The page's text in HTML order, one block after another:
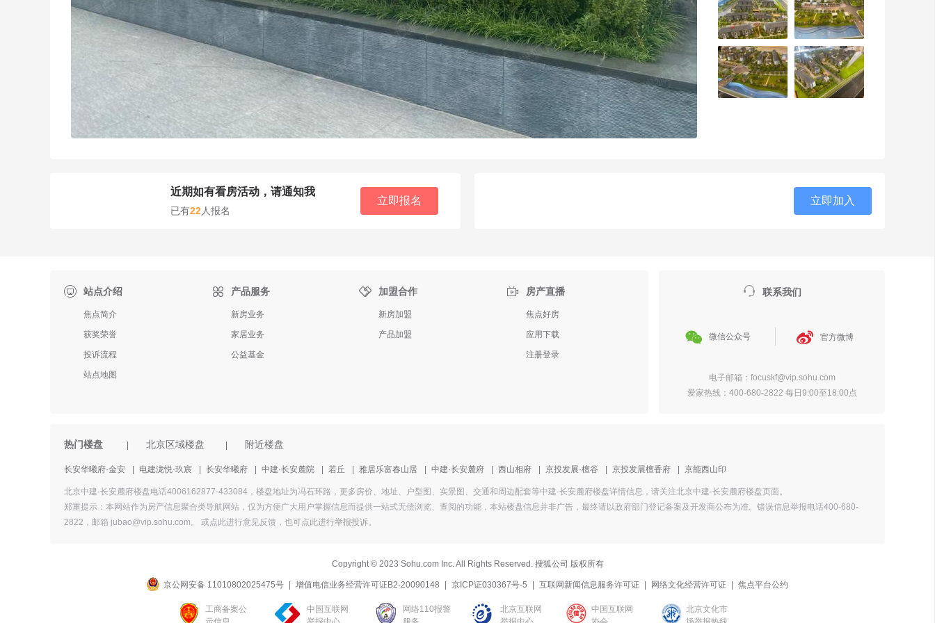
近期如有看房活动，请通知我
已有22人报名
立即报名 立即加入
站点介绍
焦点简介
获奖荣誉
投诉流程
站点地图
 产品服务
新房业务
家居业务
公益基金
 加盟合作
新房加盟
产品加盟
 房产直播
焦点好房
应用下载
注册登录
 联系我们
 微信公众号  官方微博
电子邮箱：focuskf@vip.sohu.com
爱家热线：400-680-2822 每日9:00至18:00点
热门楼盘 北京区域楼盘 附近楼盘
长安华曦府·金安 电建泷悦·玖宸 长安华曦府 中建·长安麓院 若丘 雅居乐富春山居 中建·长安麓府 西山相府 京投发展·檀谷 京投发展檀香府 京能西山印
北京中建·长安麓府楼盘电话4006162877-433084，楼盘地址为冯石环路，更多房价、地址、户型图、实景图、交通和周边配套等中建·长安麓府楼盘详情信息，请关注北京中建·长安麓府楼盘页面。
郑重提示：本网站作为房产信息聚合类导航网站，仅为方便广大用户掌握信息而提供一站式无偿浏览、查阅的功能，本站楼盘信息并非广告，最终请以政府部门登记备案及开发商公布为准。错误信息举报电话400-680-
2822，邮箱 jubao@vip.sohu.com。 或点此进行意见反馈， 也可点此进行举报投诉。
Copyright©2023 Sohu.com Inc. All Rights Reserved. 搜狐公司 版权所有
京公网安备 11010802025475号 增值电信业务经营许可证B2-20090148 京ICP证030367号-5 互联网新闻信息服务许可证 网络文化经营许可证 焦点平台公约
工商备案公
中国互联网
网络110报警
北京互联网
中国互联网
北京文化市